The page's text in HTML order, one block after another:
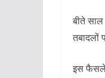
बीते
तबादलों
इस फैसले